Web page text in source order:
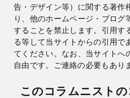
告・デザイン等）に関する著作
り、他のホームページ・ブログ
することを禁止します。引用す
る等して当サイトからの引用で
てください。なお、当サイトへ
自由です。ご連絡の必要もあり
このコラムニストの